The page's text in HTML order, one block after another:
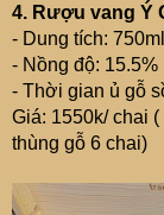
4. Rượu vang Ý
- Dung tích: 750ml
- Nồng độ: 15.5%
- Thời gian ủ gỗ
Giá: 1550k/ chai
thùng gỗ 6 chai)